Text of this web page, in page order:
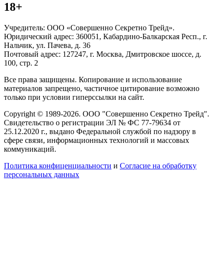
18+
Учредитель: ООО «Совершенно Секретно Трейд».
Юридический адрес: 360051, Кабардино-Балкарская Респ., г.
Нальчик, ул. Пачева, д. 36
Почтовый адрес: 127247, г. Москва, Дмитровское шоссе, д.
100, стр. 2
Все права защищены. Копирование и использование
материалов запрещено, частичное цитирование возможно
только при условии гиперссылки на сайт.
Copyright © 1989-2026. ООО "Совершенно Секретно Трейд".
Свидетельство о регистрации ЭЛ № ФС 77-79634 от
25.12.2020 г., выдано Федеральной службой по надзору в
сфере связи, информационных технологий и массовых
коммуникаций.
Политика конфиценциальности и Согласие на обработку
персональных данных